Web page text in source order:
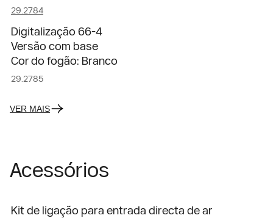
29.2784
Digitalização 66-4
Versão com base
Cor do fogão: Branco
29.2785
VER MAIS
Acessórios
Kit de ligação para entrada directa de ar